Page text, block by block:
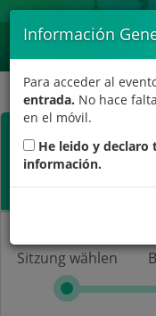
Monólo | 4ª
Sitzung wählen
Información
Para acceder al
entrada. No hace
en el móvil.
He leido y declaro
información.